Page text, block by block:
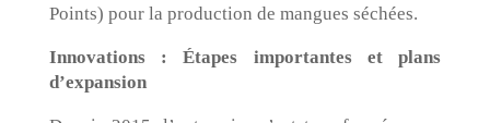
Points) pour la production de mangues séchées.
Innovations : Étapes importantes et plans
d’expansion